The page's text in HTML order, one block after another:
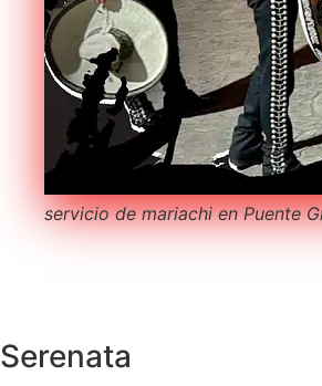
servicio de mariachi en Puente
Serenata